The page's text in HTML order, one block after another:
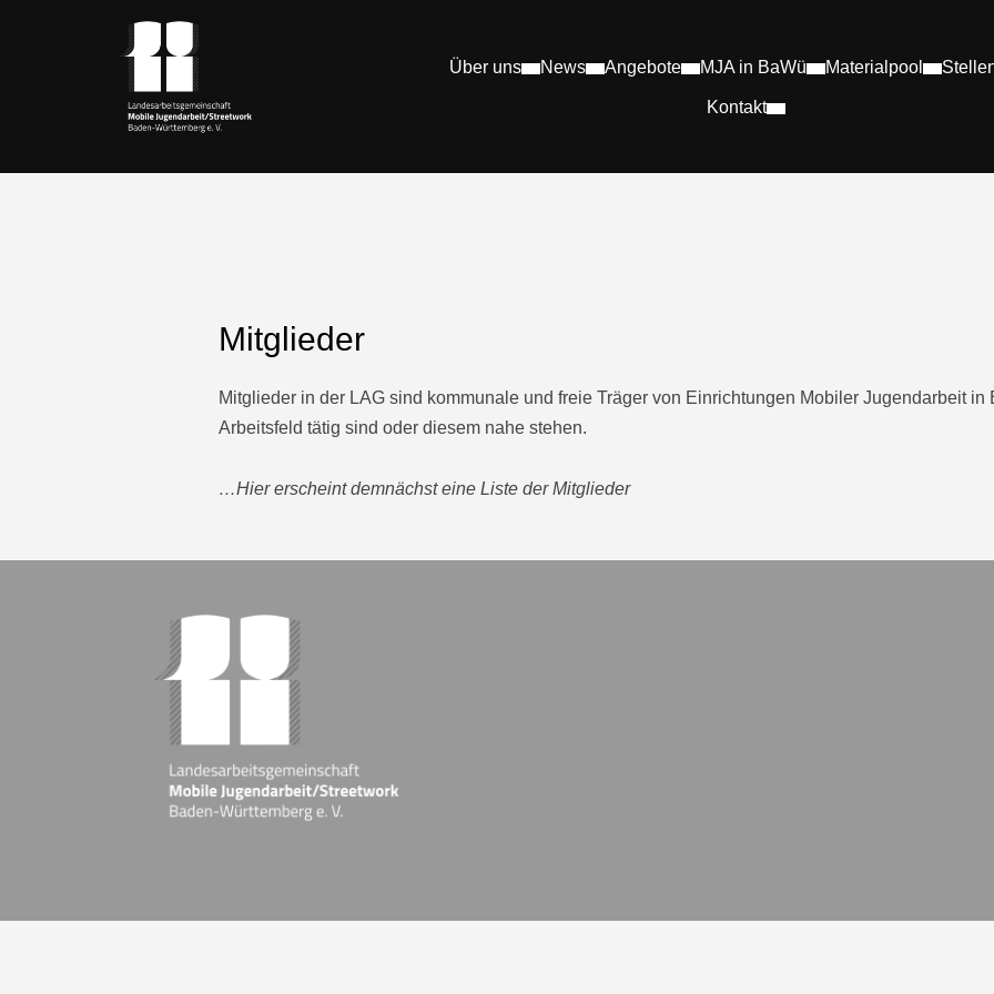
Über uns News Angebote MJA in BaWü Materialpool
Kontakt
Mitglieder
Mitglieder in der LAG sind kommunale und freie Träger von Einrichtungen Mobiler Jugendarbeit
Arbeitsfeld tätig sind oder diesem nahe stehen.
…Hier erscheint demnächst eine Liste der Mitglieder